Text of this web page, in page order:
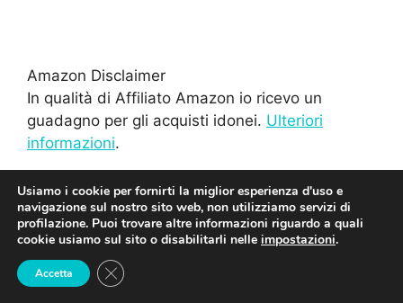
Amazon Disclaimer
In qualità di Affiliato Amazon io ricevo un
guadagno per gli acquisti idonei. Ulteriori
informazioni.
©2026 - Smart Domestica - Un progetto Verbena
Usiamo i cookie per fornirti la miglior esperienza d'uso e
navigazione sul nostro sito web, non utilizziamo servizi di
profilazione. Puoi trovare altre informazioni riguardo a quali
cookie usiamo sul sito o disabilitarli nelle impostazioni.
Accetta Close GDPR Cookie Banner